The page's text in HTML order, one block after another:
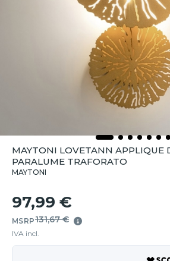
MAYTONI LOVETANN APPLIQUE
PARALUME TRAFORATO
MAYTONI
97,99 €
MSRP131,67 €
IVA incl.